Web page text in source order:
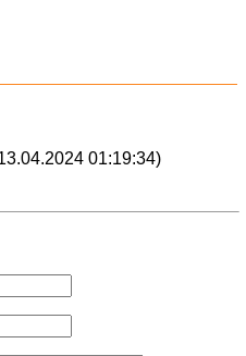
01:19:34)